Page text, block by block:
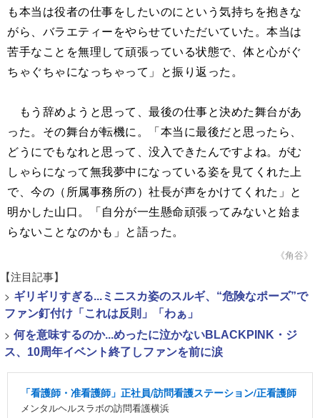
も本当は役者の仕事をしたいのにという気持ちを抱きな
がら、バラエティーをやらせていただいていた。本当は
苦手なことを無理して頑張っている状態で、体と心がぐ
ちゃぐちゃになっちゃって」と振り返った。
もう辞めようと思って、最後の仕事と決めた舞台があ
った。その舞台が転機に。「本当に最後だと思ったら、
どうにでもなれと思って、没入できたんですよね。がむ
しゃらになって無我夢中になっている姿を見てくれた上
で、今の（所属事務所の）社長が声をかけてくれた」と
明かした山口。「自分が一生懸命頑張ってみないと始ま
らないことなのかも」と語った。
《角谷》
【注目記事】
> ギリギリすぎる...ミニスカ姿のスルギ、“危険なポーズ”で
ファン釘付け「これは反則」「わぁ」
> 何を意味するのか...めったに泣かないBLACKPINK・ジ
ス、10周年イベント終了しファンを前に涙
「看護師・准看護師」正社員/訪問看護ステーション/正看護師
メンタルヘルスラボの訪問看護横浜